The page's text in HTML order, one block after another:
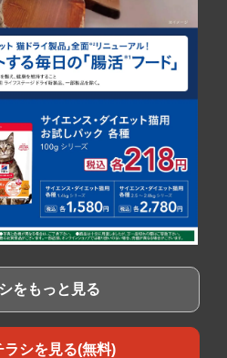
をもっと見る
ラシを見る(無料)